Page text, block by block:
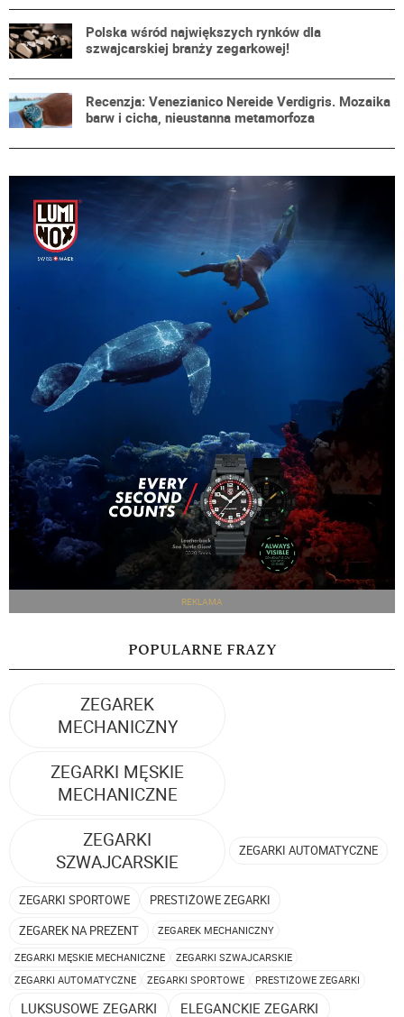
Polska wśród największych rynków dla
szwajcarskiej branży zegarkowej!
Recenzja: Venezianico Nereide Verdigris. Mozaika
barw i cicha, nieustanna metamorfoza
REKLAMA
POPULARNE FRAZY
ZEGAREK
MECHANICZNY
ZEGARKI MĘSKIE
MECHANICZNE
ZEGARKI
SZWAJCARSKIE
ZEGARKI AUTOMATYCZNE
ZEGARKI SPORTOWE
PRESTIŻOWE ZEGARKI
ZEGAREK NA PREZENT
ZEGAREK MECHANICZNY
ZEGARKI MĘSKIE MECHANICZNE
ZEGARKI SZWAJCARSKIE
ZEGARKI AUTOMATYCZNE
ZEGARKI SPORTOWE PRESTIŻOWE ZEGARKI
LUKSUSOWE ZEGARKI
ELEGANCKIE ZEGARKI